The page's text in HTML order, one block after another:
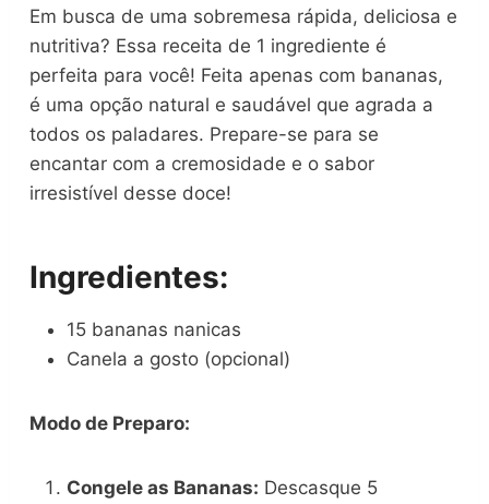
Em busca de uma sobremesa rápida, deliciosa e
nutritiva? Essa receita de 1 ingrediente é
perfeita para você! Feita apenas com bananas,
é uma opção natural e saudável que agrada a
todos os paladares. Prepare-se para se
encantar com a cremosidade e o sabor
irresistível desse doce!
Ingredientes:
15 bananas nanicas
Canela a gosto (opcional)
Modo de Preparo:
Congele as Bananas: Descasque 5